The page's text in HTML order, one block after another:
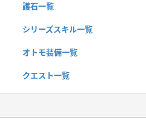
護石一覧
シリーズスキル一覧
オトモ装備一覧
クエスト一覧